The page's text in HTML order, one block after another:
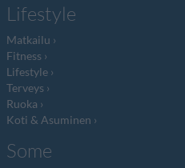
Lifestyle
Matkailu
Fitness
Lifestyle
Terveys
Ruoka
Koti & Asuminen
Some